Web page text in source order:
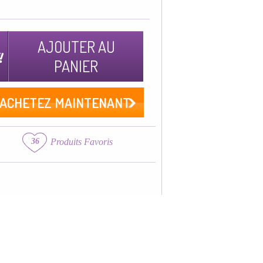
AJOUTER AU
PANIER
MAINTENANT
36 Produits Favoris